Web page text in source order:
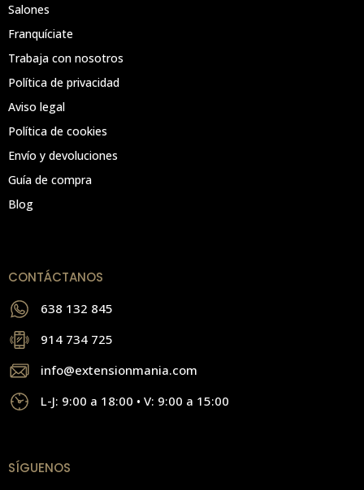
Salones
Franquíciate
Trabaja con nosotros
Política de privacidad
Aviso legal
Política de cookies
Envío y devoluciones
Guía de compra
Blog
CONTÁCTANOS
638 132 845
914 734 725
info@extensionmania.com
L-J: 9:00 a 18:00 • V: 9:00 a 15:00
SÍGUENOS